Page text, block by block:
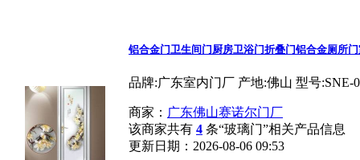
铝合金门卫生间门厨房卫浴门折叠门铝合金厕所门
品牌:广东室内门厂 产地:佛山 型号:SNE-
商家： 广东佛山赛诺尔门厂
该商家共有 4 条“玻璃门”相关产品信息
更新日期：2026-08-06 09:53